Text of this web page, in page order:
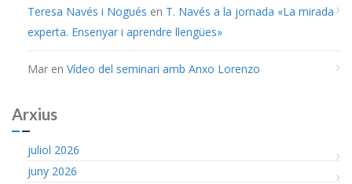
Teresa Navés i Nogués en T. Navés a la jornada «La mirada
experta. Ensenyar i aprendre llengües»
Mar en Vídeo del seminari amb Anxo Lorenzo
Arxius
juliol 2026
juny 2026